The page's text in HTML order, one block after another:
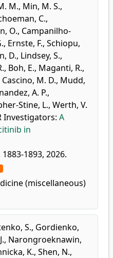
M., Min, M. S.,
C.,
O., Campanilho-
, Ernste, F., Schiopu,
D., Lindsey, S.,
, Boh, E., Maganti, R.,
Cascino, M. D., Mudd,
A. P.,
Stine, L., Werth, V.
Investigators: A
in
1883-1893, 2026.
(miscellaneous)
S., Gordienko,
, Narongroeknawin,
K., Shen, N.,